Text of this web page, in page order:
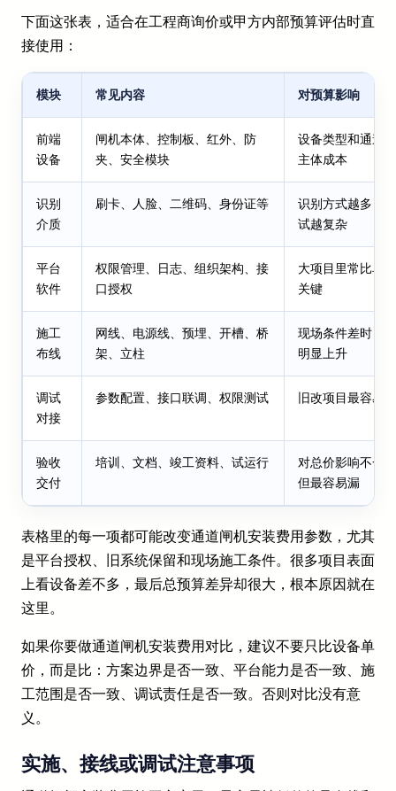
下面这张表，适合在工程商询价或甲方内部预算评估时直
接使用：
模块 常见内容 对预算影响
前端
设备
闸机本体、控制板、红外、防
夹、安全模块
设备类型和通道
主体成本
识别
介质
刷卡、人脸、二维码、身份证等
识别方式越多，
试越复杂
平台
软件
权限管理、日志、组织架构、接
口授权
大项目里常比单
关键
施工
布线
网线、电源线、预埋、开槽、桥
架、立柱
现场条件差时，
明显上升
调试
对接
参数配置、接口联调、权限测试 旧改项目最容易
验收
交付
培训、文档、竣工资料、试运行
对总价影响不一
但最容易漏
表格里的每一项都可能改变通道闸机安装费用参数，尤其
是平台授权、旧系统保留和现场施工条件。很多项目表面
上看设备差不多，最后总预算差异却很大，根本原因就在
这里。
如果你要做通道闸机安装费用对比，建议不要只比设备单
价，而是比：方案边界是否一致、平台能力是否一致、施
工范围是否一致、调试责任是否一致。否则对比没有意
义。
实施、接线或调试注意事项